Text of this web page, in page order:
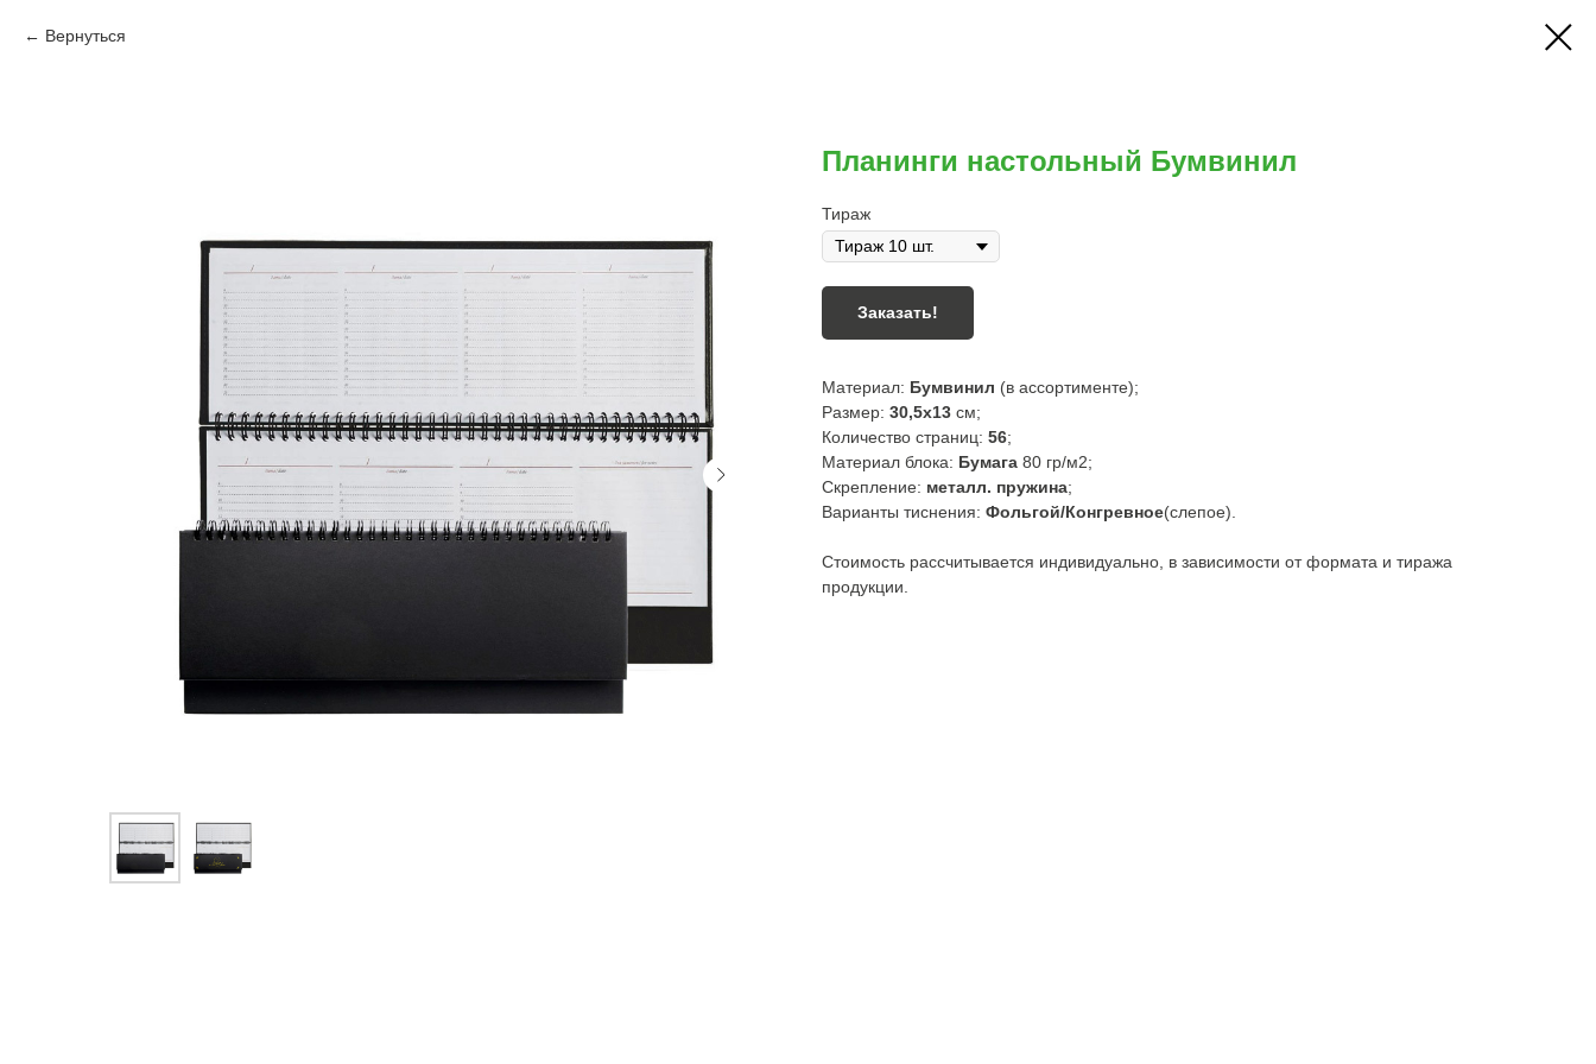
Вернуться
Планинги настольный Бумвинил
Тираж
Заказать!
Материал: Бумвинил (в ассортименте);
Размер: 30,5х13 см;
Количество страниц: 56;
Материал блока: Бумага 80 гр/м2;
Скрепление: металл. пружина;
Варианты тиснения: Фольгой/Конгревное(слепое).
Стоимость рассчитывается индивидуально, в зависимости от формата и тиража
продукции.